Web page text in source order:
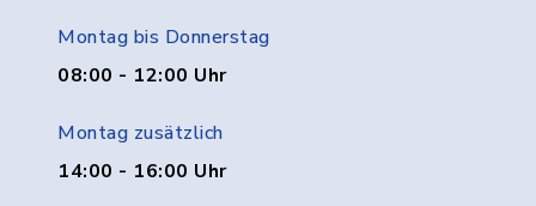
Montag bis Donnerstag
08:00 - 12:00 Uhr
Montag zusätzlich
14:00 - 16:00 Uhr